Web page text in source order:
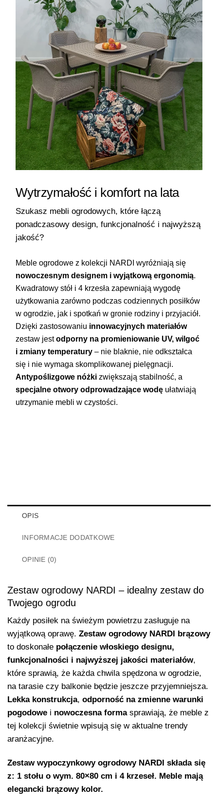
Wytrzymałość i komfort na lata
Szukasz mebli ogrodowych, które łączą
ponadczasowy design, funkcjonalność i najwyższą
jakość?
Meble ogrodowe z kolekcji NARDI wyróżniają się
nowoczesnym designem i wyjątkową ergonomią.
Kwadratowy stół i 4 krzesła zapewniają wygodę
użytkowania zarówno podczas codziennych posiłków
w ogrodzie, jak i spotkań w gronie rodziny i przyjaciół.
Dzięki zastosowaniu innowacyjnych materiałów
zestaw jestodporny na promieniowanie UV, wilgoć
i zmiany temperatury – nie blaknie, nie odkształca
się i nie wymaga skomplikowanej pielęgnacji.
Antypoślizgowe nóżki zwiększają stabilność, a
specjalne otwory odprowadzające wodę ułatwiają
utrzymanie mebli w czystości.
OPIS
INFORMACJE DODATKOWE
OPINIE (0)
Zestaw ogrodowy NARDI – idealny zestaw do
Twojego ogrodu
Każdy posiłek na świeżym powietrzu zasługuje na
wyjątkową oprawę. Zestaw ogrodowy NARDI
brązowy
to doskonałe połączenie włoskiego designu,
funkcjonalności i najwyższej jakości materiałów,
które sprawią, że każda chwila spędzona w ogrodzie,
na tarasie czy balkonie będzie jeszcze przyjemniejsza.
Lekka konstrukcja, odporność na zmienne warunki
pogodowe i nowoczesna formasprawiają, że meble z
tej kolekcji świetnie wpisują się w aktualne trendy
aranżacyjne.
Zestaw wypoczynkowy ogrodowy NARDI składa się
z: 1 stołu o wym. 80×80 cm i 4 krzeseł. Meble mają
elegancki brązowy kolor.